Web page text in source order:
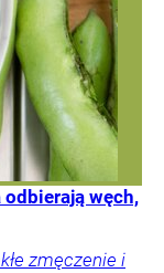
odbierają węch,
zmęczenie i